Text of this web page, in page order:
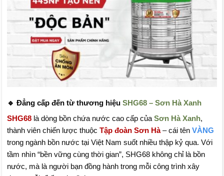
🔹 Đẳng cấp đến từ thương hiệu SHG68 – Sơn Hà Xanh
SHG68là dòng bồn chứa nước cao cấp của Sơn Hà Xanh,
thành viên chiến lược thuộc Tập đoàn Sơn Hà– cái tên VÀNG
trong ngành bồn nước tại Việt Nam suốt nhiều thập kỷ qua. Với
tầm nhìn “bền vững cùng thời gian”, SHG68 không chỉ là bồn
nước, mà là người bạn đồng hành trong mỗi công trình xây